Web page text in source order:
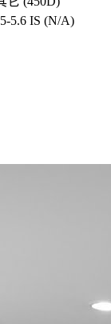
5.6 IS (N/A)